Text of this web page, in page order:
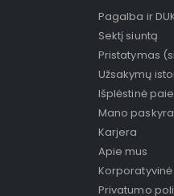
Pagalba ir
Sektį siuntą
Pristatymas
Užsakymų
Išplėstinė
Mano paskyra
Karjera
Apie mus
Privatumo